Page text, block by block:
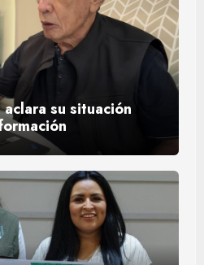
su situación